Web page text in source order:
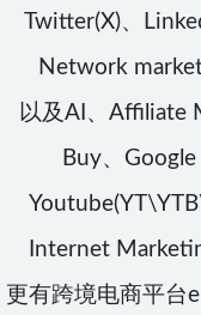
Twitter(X)、
Network
以及AI、Affiliate
Buy、Google
Internet
更有跨境电商平台